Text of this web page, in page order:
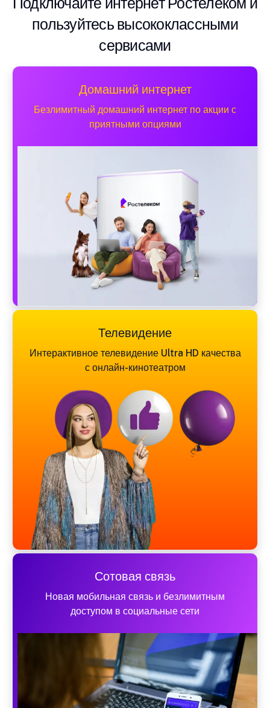
пользуйтесь высококлассными
сервисами
Домашний интернет
Безлимитный домашний интернет по акции с
приятными опциями
Телевидение
Интерактивное телевидение Ultra HD качества
с онлайн-кинотеатром
Сотовая связь
Новая мобильная связь и безлимитным
доступом в социальные сети